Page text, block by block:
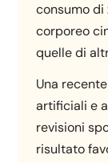
consumo
corporeo
quelle di
Una
artificiali e
revisioni
risultato